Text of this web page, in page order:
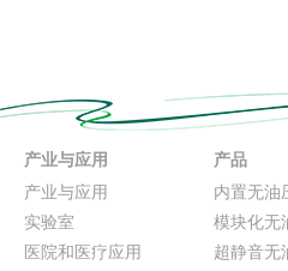
产业与应用
产业与应用
实验室
医院和医疗应用
产品
内置无油
模块化无
超静音无